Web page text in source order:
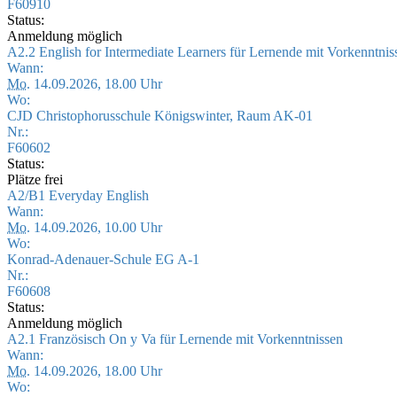
F60910
Status:
Anmeldung möglich
A2.2 English for Intermediate Learners für Lernende mit
Wann:
Mo. 14.09.2026, 18.00 Uhr
Wo:
CJD Christophorusschule Königswinter, Raum AK-01
Nr.:
F60602
Status:
Plätze frei
A2/B1 Everyday English
Wann:
Mo. 14.09.2026, 10.00 Uhr
Wo:
Konrad-Adenauer-Schule EG A-1
Nr.:
F60608
Status:
Anmeldung möglich
A2.1 Französisch On y Va für Lernende mit Vorkenntnissen
Wann:
Mo. 14.09.2026, 18.00 Uhr
Wo: